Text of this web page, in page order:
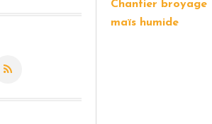
Chantier broyage
maïs humide